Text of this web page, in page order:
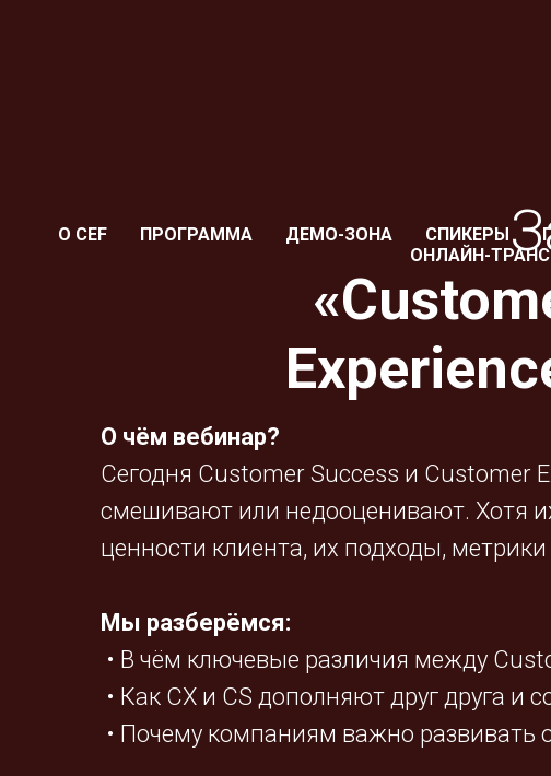
О CEF ПРОГРАММА ДЕМО-ЗОНА СПИКЕРЫ
ОНЛАЙН-
О чём вебинар?
Сегодня Customer Success и Customer
смешивают или недооценивают. Хотя
ценности клиента, их подходы,
Мы разберёмся:
• В чём ключевые различия между
• Как CX и CS дополняют друг друга и
• Почему компаниям важно развивать